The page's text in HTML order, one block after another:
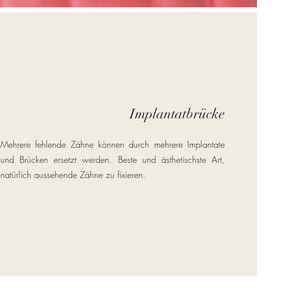
Implantatbrücke
Mehrere fehlende Zähne können durch mehrere Implantate
und Brücken ersetzt werden. Beste und ästhetischste Art,
natürlich aussehende Zähne zu fixieren.